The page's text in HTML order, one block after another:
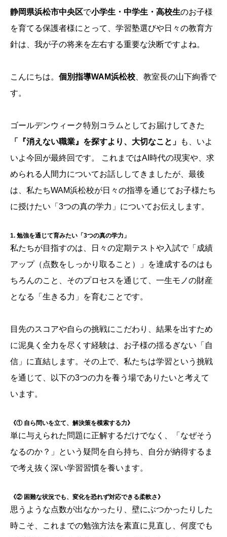
静岡県浜松市中央区で小学生・中学生・高校生のお子様
を育てる保護者様にとって、学習塾選びや日々の教育方
針は、我が子の将来を左右する重要な決断ですよね。
こんにちは。 個別指導WAM浜松校 、教室長の山下絢香で
す。
ゴールデンウィーク特別コラムとしてお届けしてきた
「『消えない職業』を探すより、大切なこと」
も、いよ
いよ今回が最終回です。 これまではAI時代の現実や、求
められる人間力についてお話ししてきましたが、最後
は、私たちWAM浜松校が日々の指導を通じてお子様たち
に授けたい「3つの真の学力」についてお伝えします。
1. 勉強を通じて育みたい「3つの真の学力」
私たちが目指すのは、日々の定期テストや入試で「成績
アップ（点数をしっかり取ること）」を達成するのはも
ちろんのこと、そのプロセスを通じて、一生モノの財産
となる「生きる力」を育むことです。
目先のスコアや自らの挑戦にこだわり、結果を出すため
に泥臭く全力を尽くす経験は、お子様の揺るぎない「自
信」に直結します。その上で、私たちは学習という挑戦
を通じて、以下の3つの力を養う場でありたいと考えて
います。
《① 自ら問いを立て、解決策を模索する力》
単に与えられた問題に正解するだけでなく、「なぜそう
なるのか？」という疑問を自ら持ち、自分が納得するま
で考え抜く深い学習習慣を養います。
《② 困難な状況でも、変化を恐れず対応できる柔軟さ》
思うような点数が出なかったり、壁にぶつかったりした
時こそ、これまでの勉強方法を素直に見直し、何度でも